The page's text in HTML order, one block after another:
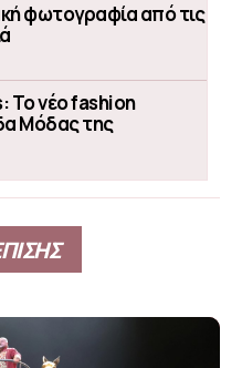
φωτογραφία από τις
Το νέο fashion
Μόδας της